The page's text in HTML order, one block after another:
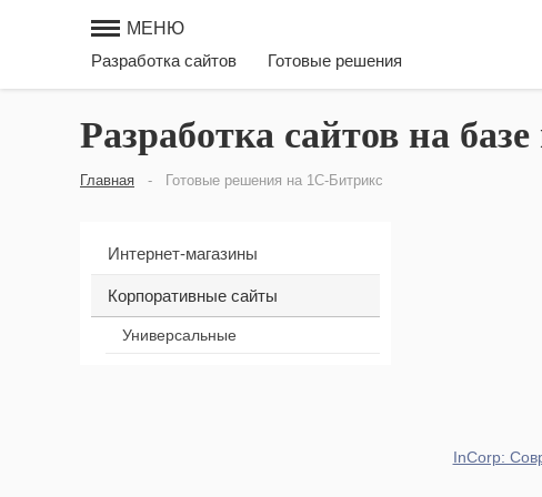
МЕНЮ
Разработка сайтов
Готовые решения
Разработка сайтов на
Главная - Готовые решения на 1С-Битрикс
Интернет-магазины
Корпоративные сайты
Универсальные
InCorp: